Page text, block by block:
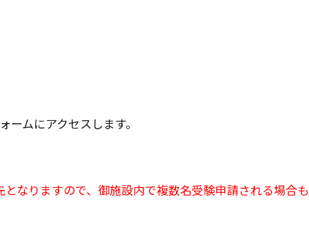
ムにアクセスします。
りますので、御施設内で複数名受験申請される場合